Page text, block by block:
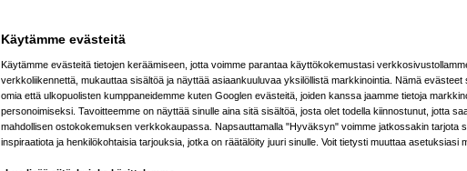
Verkkokauppa : Varastossa
Helsingin myymälä: Varastotilanne
Käytämme evästeitä
Käytämme evästeitä tietojen keräämiseen, jotta voimme parantaa käyttökokemustasi
verkkoliikennettä, mukauttaa sisältöä ja näyttää asiaankuuluvaa yksilöllistä markkinointia. Nämä evästeet
omia että ulkopuolisten kumppaneidemme kuten Googlen evästeitä, joiden kanssa jaamme tietoja
personoimiseksi. Tavoitteemme on näyttää sinulle aina sitä sisältöä, josta olet todella kiinnostunut, jotta
mahdollisen ostokokemuksen verkkokaupassa. Napsauttamalla "Hyväksyn" voimme jatkossakin tarjota
inspiraatiota ja henkilökohtaisia tarjouksia, jotka on räätälöity juuri sinulle. Voit tietysti muuttaa asetuksiasi